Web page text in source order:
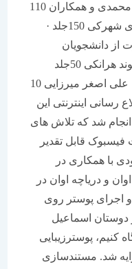
حسن پور 75 -علی گنجی80 -آقای محمدی و همکاران 110
-نجم الدین حسینی 60- خانم نصیری شهرکی 150جلد ·
از دانشجویان
پزشکی دانشگاه قزوین · علی رشوند هرانکی 50جلد
سیالان · علی رشوند آوه ۲۰ جلد ۰ علی اصغر میرزایی 10
رسانی اینترنتی این
شد که تلاش های
قابل تقدیر
در
اوان در
پوستر روی
اسماعیل
پوسترزیبایی
مستندسازی